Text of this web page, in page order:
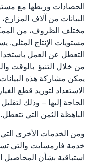
الحصادات وربطها مع
البيانات من آلاف
مختلف الظروف، من
مستويات الإنتاج المثلى.
التعطل عن العمل
من خلال التنبؤ بالوقت
يمكن مشاركة هذه
الاستعداد لتوريد قطع
الحاجة إليها – وذلك
الباهظة الثمن التي تتعطل.
خدمة فارمسايت والتي
استباقية بشأن المحاصيل